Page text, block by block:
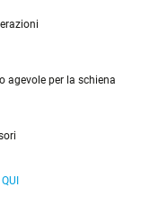
agevole per la schiena
QUI